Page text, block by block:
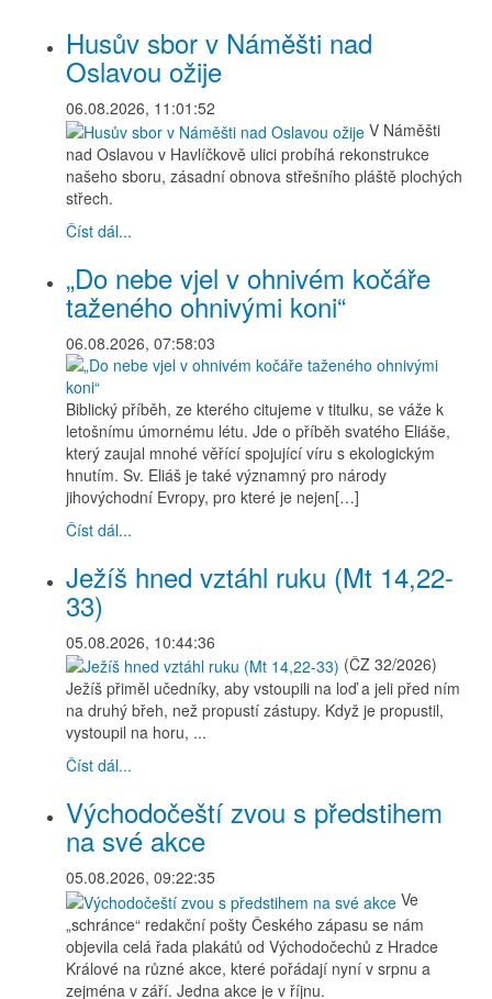
Husův sbor v Náměšti nad
Oslavou ožije
06.08.2026, 11:01:52
V Náměšti
nad Oslavou v Havlíčkově ulici probíhá rekonstrukce
našeho sboru, zásadní obnova střešního pláště plochých
střech.
Číst dál...
„Do nebe vjel v ohnivém kočáře
taženého ohnivými koni“
06.08.2026, 07:58:03
Biblický příběh, ze kterého citujeme v titulku, se váže k
letošnímu úmornému létu. Jde o příběh svatého Eliáše,
který zaujal mnohé věřící spojující víru s ekologickým
hnutím. Sv. Eliáš je také významný pro národy
jihovýchodní Evropy, pro které je nejen[…]
Číst dál...
Ježíš hned vztáhl ruku (Mt 14,22-
33)
05.08.2026, 10:44:36
(ČZ 32/2026)
Ježíš přiměl učedníky, aby vstoupili na loď a jeli před ním
na druhý břeh, než propustí zástupy. Když je propustil,
vystoupil na horu, ...
Číst dál...
Východočeští zvou s předstihem
na své akce
05.08.2026, 09:22:35
Ve
„schránce“ redakční pošty Českého zápasu se nám
objevila celá řada plakátů od Východočechů z Hradce
Králové na různé akce, které pořádají nyní v srpnu a
zejména v září. Jedna akce je v říjnu.